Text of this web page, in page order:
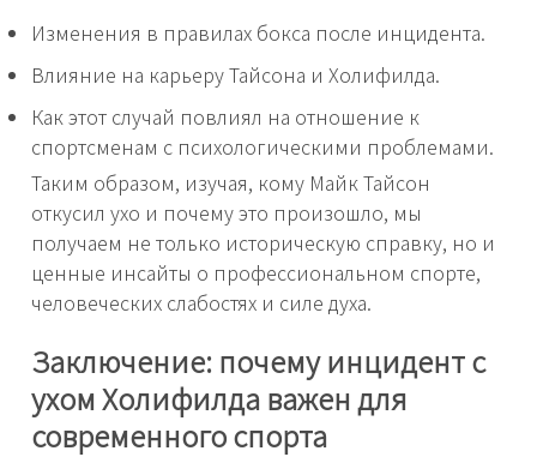
Изменения в правилах бокса после инцидента.
Влияние на карьеру Тайсона и Холифилда.
Как этот случай повлиял на отношение к
спортсменам с психологическими проблемами.
Таким образом, изучая, кому Майк Тайсон
откусил ухо и почему это произошло, мы
получаем не только историческую справку, но и
ценные инсайты о профессиональном спорте,
человеческих слабостях и силе духа.
Заключение: почему инцидент с
ухом Холифилда важен для
современного спорта